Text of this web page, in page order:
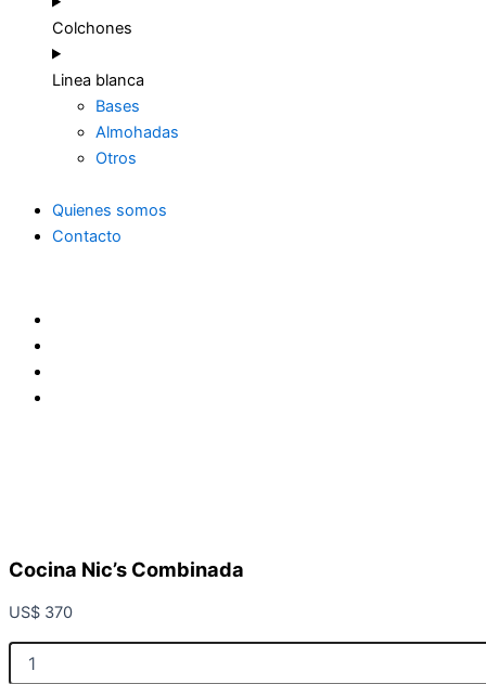
Colchones
Linea blanca
Bases
Almohadas
Otros
Quienes somos
Contacto
Cocina Nic’s Combinada
US$ 370
Cocina
Nic's